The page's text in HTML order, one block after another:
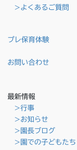
>よくあるご質問
プレ保育体験
お問い合わせ
最新情報
>行事
>お知らせ
>園長ブログ
>園での子どもたち